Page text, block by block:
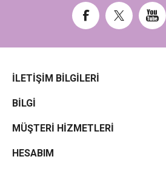
İLETIŞIM BILGILERI
BILGI
MÜŞTERI HIZMETLERI
HESABIM